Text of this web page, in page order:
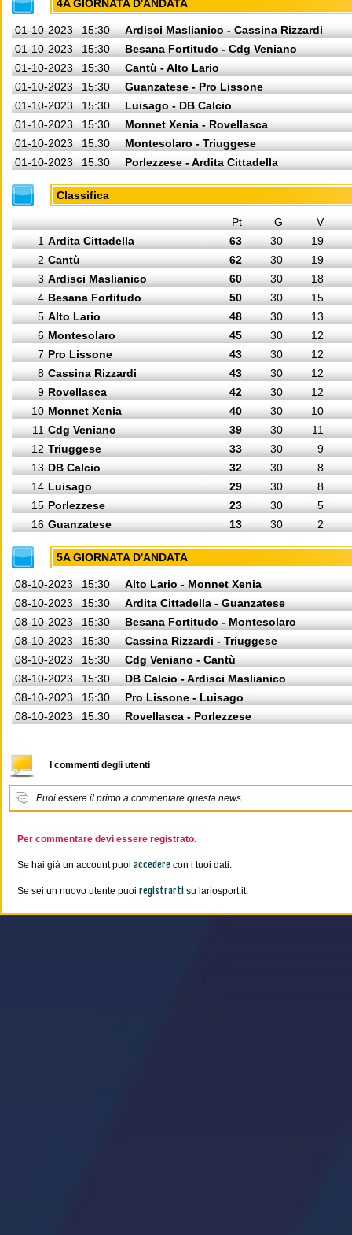
4A GIORNATA D'ANDATA
01-10-2023 15:30
Ardisci Maslianico - Cassina Rizzardi
01-10-2023
15:30
Besana Fortitudo - Cdg Veniano
01-10-2023
15:30
Cantù - Alto Lario
01-10-2023
15:30
Guanzatese - Pro Lissone
01-10-2023
15:30
Luisago - DB Calcio
01-10-2023
15:30
Monnet Xenia - Rovellasca
01-10-2023
15:30
Montesolaro - Triuggese
01-10-2023
15:30 Porlezzese - Ardita Cittadella
Classifica
Pt G
V
1 Ardita Cittadella 63 30
19
2 Cantù 62 30
19
3 Ardisci Maslianico 60 30
18
4 Besana Fortitudo 50 30
15
5 Alto Lario 48 30
13
6 Montesolaro 45 30
12
7 Pro Lissone 43 30
12
8 Cassina Rizzardi 43 30
12
9 Rovellasca 42 30
12
10 Monnet Xenia 40 30
10
11 Cdg Veniano 39 30
11
12 Triuggese 33 30
9
13 DB Calcio 32 30
8
14 Luisago 29 30
8
15 Porlezzese 23 30
5
16 Guanzatese 13 30 2
5A GIORNATA D'ANDATA
08-10-2023 15:30
Alto Lario - Monnet Xenia
08-10-2023
15:30
Ardita Cittadella - Guanzatese
08-10-2023
15:30
Besana Fortitudo - Montesolaro
08-10-2023
15:30
Cassina Rizzardi - Triuggese
08-10-2023
15:30
Cdg Veniano - Cantù
08-10-2023
15:30
DB Calcio - Ardisci Maslianico
08-10-2023
15:30
Pro Lissone - Luisago
08-10-2023
15:30 Rovellasca - Porlezzese
I commenti degli utenti
Puoi essere il primo a commentare questa news
Per commentare devi essere registrato.
Se hai già un account puoi accedere con i tuoi dati.
Se sei un nuovo utente puoi registrarti su lariosport.it.